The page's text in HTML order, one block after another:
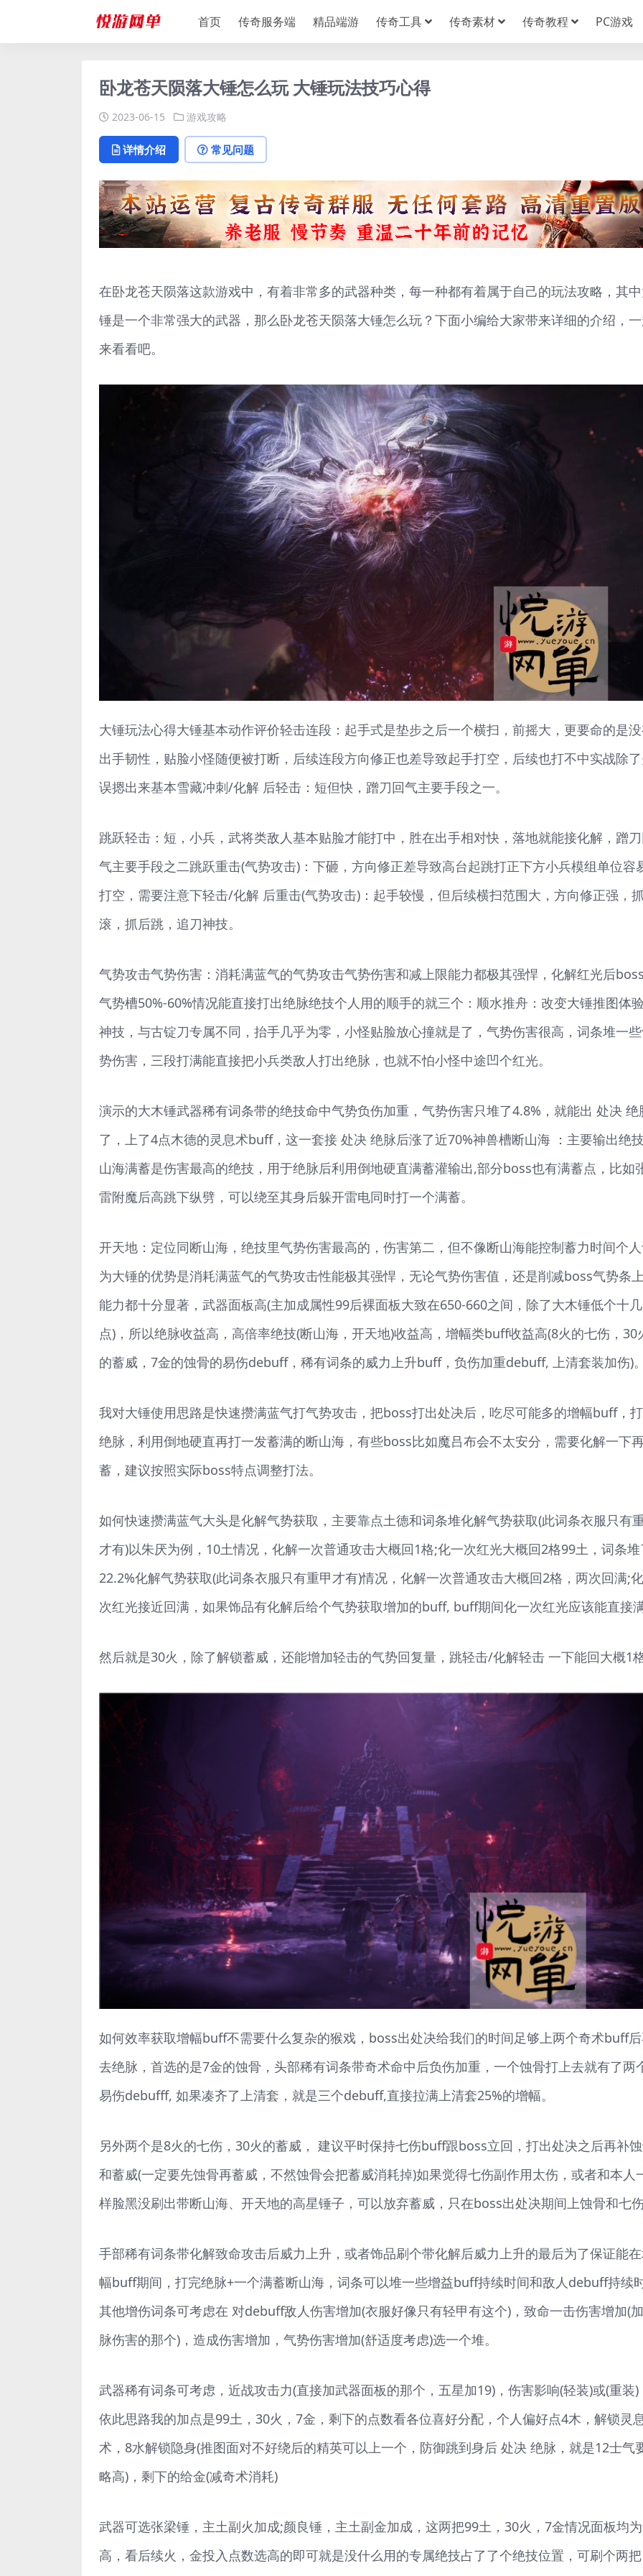
首页 传奇服务端 精品端游 传奇工具 传奇素材 传奇教程 PC游戏
卧龙苍天陨落大锤怎么玩 大锤玩法技巧心得
2023-06-15 游戏攻略
详情介绍 常见问题
在卧龙苍天陨落这款游戏中，有着非常多的武器种类，每一种都有着属于自己的玩法攻略，其
锤是一个非常强大的武器，那么卧龙苍天陨落大锤怎么玩？下面小编给大家带来详细的介绍，
来看看吧。
大锤玩法心得大锤基本动作评价轻击连段：起手式是垫步之后一个横扫，前摇大，更要命的是
出手韧性，贴脸小怪随便被打断，后续连段方向修正也差导致起手打空，后续也打不中实战除
误摁出来基本雪藏冲刺/化解 后轻击：短但快，蹭刀回气主要手段之一。
跳跃轻击：短，小兵，武将类敌人基本贴脸才能打中，胜在出手相对快，落地就能接化解，蹭
气主要手段之二跳跃重击(气势攻击)：下砸，方向修正差导致高台起跳打正下方小兵模组单位容
打空，需要注意下轻击/化解 后重击(气势攻击)：起手较慢，但后续横扫范围大，方向修正强，
滚，抓后跳，追刀神技。
气势攻击气势伤害：消耗满蓝气的气势攻击气势伤害和减上限能力都极其强悍，化解红光后
气势槽50%-60%情况能直接打出绝脉绝技个人用的顺手的就三个：顺水推舟：改变大锤推图体
神技，与古锭刀专属不同，抬手几乎为零，小怪贴脸放心撞就是了，气势伤害很高，词条堆一
势伤害，三段打满能直接把小兵类敌人打出绝脉，也就不怕小怪中途凹个红光。
演示的大木锤武器稀有词条带的绝技命中气势负伤加重，气势伤害只堆了4.8%，就能出 处决 绝
了，上了4点木德的灵息术buff，这一套接 处决 绝脉后涨了近70%神兽槽断山海 ：主要输出绝
山海满蓄是伤害最高的绝技，用于绝脉后利用倒地硬直满蓄灌输出,部分boss也有满蓄点，比如
雷附魔后高跳下纵劈，可以绕至其身后躲开雷电同时打一个满蓄。
开天地：定位同断山海，绝技里气势伤害最高的，伤害第二，但不像断山海能控制蓄力时间个
为大锤的优势是消耗满蓝气的气势攻击性能极其强悍，无论气势伤害值，还是削减boss气势条
能力都十分显著，武器面板高(主加成属性99后裸面板大致在650-660之间，除了大木锤低个十几
点)，所以绝脉收益高，高倍率绝技(断山海，开天地)收益高，增幅类buff收益高(8火的七伤，30
的蓄威，7金的蚀骨的易伤debuff，稀有词条的威力上升buff，负伤加重debuff, 上清套装加伤)
我对大锤使用思路是快速攒满蓝气打气势攻击，把boss打出处决后，吃尽可能多的增幅buff，
绝脉，利用倒地硬直再打一发蓄满的断山海，有些boss比如魔吕布会不太安分，需要化解一下
蓄，建议按照实际boss特点调整打法。
如何快速攒满蓝气大头是化解气势获取，主要靠点土德和词条堆化解气势获取(此词条衣服只有
才有)以朱厌为例，10土情况，化解一次普通攻击大概回1格;化一次红光大概回2格99土，词条
22.2%化解气势获取(此词条衣服只有重甲才有)情况，化解一次普通攻击大概回2格，两次回满;
次红光接近回满，如果饰品有化解后给个气势获取增加的buff, buff期间化一次红光应该能直接
然后就是30火，除了解锁蓄威，还能增加轻击的气势回复量，跳轻击/化解轻击 一下能回大概1
如何效率获取增幅buff不需要什么复杂的猴戏，boss出处决给我们的时间足够上两个奇术buff
去绝脉，首选的是7金的蚀骨，头部稀有词条带奇术命中后负伤加重，一个蚀骨打上去就有了两
易伤debufff, 如果凑齐了上清套，就是三个debuff,直接拉满上清套25%的增幅。
另外两个是8火的七伤，30火的蓄威， 建议平时保持七伤buff跟boss立回，打出处决之后再补
和蓄威(一定要先蚀骨再蓄威，不然蚀骨会把蓄威消耗掉)如果觉得七伤副作用太伤，或者和本人
样脸黑没刷出带断山海、开天地的高星锤子，可以放弃蓄威，只在boss出处决期间上蚀骨和七
手部稀有词条带化解致命攻击后威力上升，或者饰品刷个带化解后威力上升的最后为了保证能
幅buff期间，打完绝脉+一个满蓄断山海，词条可以堆一些增益buff持续时间和敌人debuff持续
其他增伤词条可考虑在 对debuff敌人伤害增加(衣服好像只有轻甲有这个)，致命一击伤害增加(
脉伤害的那个)，造成伤害增加，气势伤害增加(舒适度考虑)选一个堆。
武器稀有词条可考虑，近战攻击力(直接加武器面板的那个，五星加19)，伤害影响(轻装)或(重装)
依此思路我的加点是99土，30火，7金，剩下的点数看各位喜好分配，个人偏好点4木，解锁灵
术，8水解锁隐身(推图面对不好绕后的精英可以上一个，防御跳到身后 处决 绝脉，就是12士气
略高)，剩下的给金(减奇术消耗)
武器可选张梁锤，主土副火加成;颜良锤，主土副金加成，这两把99土，30火，7金情况面板均
高，看后续火，金投入点数选高的即可就是没什么用的专属绝技占了了个绝技位置，可刷个两